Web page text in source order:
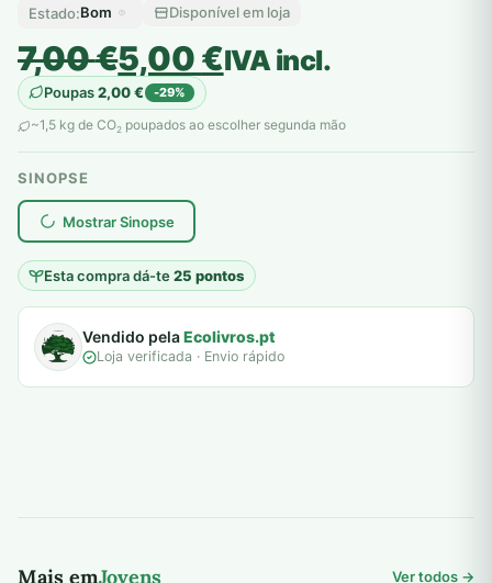
Estado:Bom Disponível em loja
7,00€
O
preço
original
era:
7,00 €.
5,00€
O
preço
atual
é:
5,00 €.
IVA incl.
Poupas2,00€ -29%
~1,5 kg de CO2 poupados ao escolher segunda mão
SINOPSE
Mostrar Sinopse
Esta compra dá-te25 pontos
plantar árvores reais
Vendido pelaEcolivros.pt
Loja verificada · Envio rápido
Mais emJovens Ver todos →